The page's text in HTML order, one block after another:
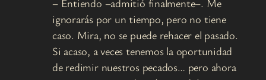
– Entiendo –admitió finalmente–. Me
ignorarás por un tiempo, pero no tiene
caso. Mira, no se puede rehacer el pasado.
Si acaso, a veces tenemos la oportunidad
de redimir nuestros pecados… pero ahora